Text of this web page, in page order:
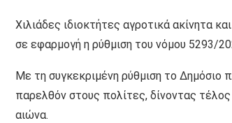
Χιλιάδες ιδιοκτήτες αγροτικά ακίνητα
σε εφαρμογή η ρύθμιση του νόμου 5293/
Με τη συγκεκριμένη ρύθμιση το Δημόσιο
παρελθόν στους πολίτες, δίνοντας
αιώνα.